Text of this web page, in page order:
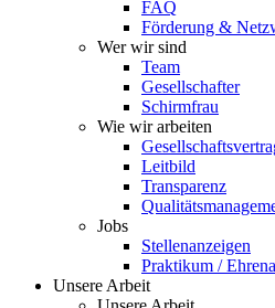
FAQ
Förderung &
Wer wir sind
Team
Gesellschafter
Schirmfrau
Wie wir arbeiten
Leitbild
Transparenz
Jobs
Stellenanzeigen
Praktikum /
Unsere Arbeit